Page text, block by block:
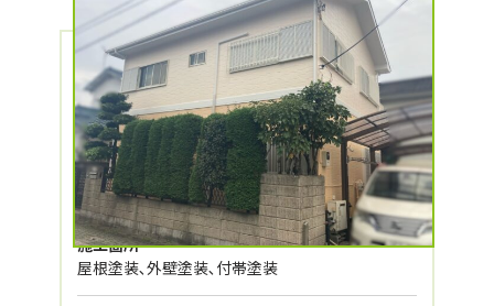
施工データ
施工カテゴリー
外壁塗装、屋根塗装
施工箇所
屋根塗装､外壁塗装､付帯塗装